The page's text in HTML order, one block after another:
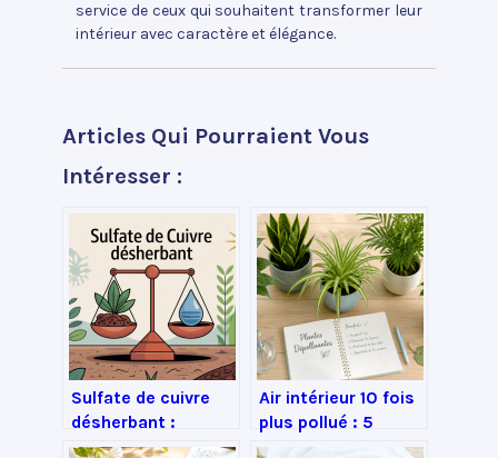
service de ceux qui souhaitent transformer leur
intérieur avec caractère et élégance.
Articles Qui Pourraient Vous
Intéresser :
Sulfate de cuivre
désherbant :
usages, efficacité
Air intérieur 10 fois
plus pollué : 5
plantes pour